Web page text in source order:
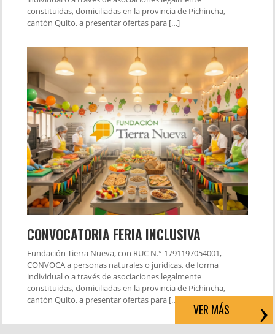
constituidas, domiciliadas en la provincia de Pichincha,
cantón Quito, a presentar ofertas para […]
CONVOCATORIA FERIA INCLUSIVA
Fundación Tierra Nueva, con RUC N.° 1791197054001,
CONVOCA a personas naturales o jurídicas, de forma
individual o a través de asociaciones legalmente
constituidas, domiciliadas en la provincia de Pichincha,
cantón Quito, a presentar ofertas para […]
VER MÁS